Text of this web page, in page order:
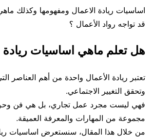
اساسيات ريادة الاعمال ومفهومها وكذلك
قد تواجه رواد الأعمال ؟
هل تعلم ماهي اساسيات ريادة
تعتبر ريادة الأعمال واحدة من أهم العناصر
وتحقق التغيير الاجتماعي.
فهي ليست مجرد عمل تجاري، بل هي فن
مجموعة من المهارات والمعرفة العميقة.
من خلال هذا المقال، سنستعرض اساسيات